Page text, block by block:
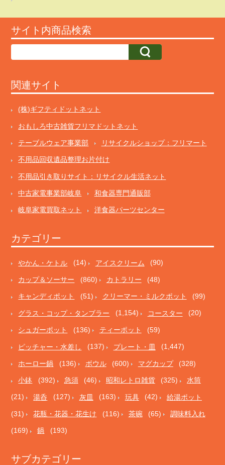
サイト内商品検索
関連サイト
(株)ギフティドットネット
おもしろ中古雑貨フリマドットネット
テーブルウェア事業部 リサイクルショップ：フリマート
不用品回収遺品整理お片付け
不用品引き取りサイト：リサイクル生活ネット
中古家電事業部岐阜 和食器専門通販部
岐阜家電買取ネット 洋食器パーツセンター
カテゴリー
やかん・ケトル (14) アイスクリーム (90)
カップ＆ソーサー (860) カトラリー (48)
キャンディポット (51) クリーマー・ミルクポット (99)
グラス・コップ・タンブラー (1,154) コースター (20)
シュガーポット (136) ティーポット (59)
ピッチャー・水差し (137) プレート・皿 (1,447)
ホーロー鍋 (136) ボウル (600) マグカップ (328)
小鉢 (392) 急須 (46) 昭和レトロ雑貨 (325) 水筒
(21) 湯呑 (127) 灰皿 (163) 玩具 (42) 給湯ポット
(31) 花瓶・花器・花生け (116) 茶碗 (65) 調味料入れ
(169) 鍋 (193)
サブカテゴリー